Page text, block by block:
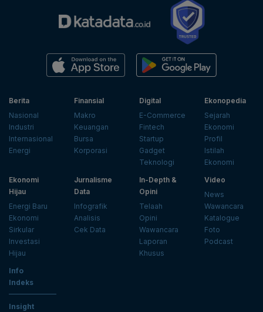
Berita
Nasional
Industri
Internasional
Energi
Finansial
Makro
Keuangan
Bursa
Korporasi
Digital
E-Commerce
Fintech
Startup
Gadget
Teknologi
Ekonopedia
Sejarah
Ekonomi
Profil
Istilah
Ekonomi
Ekonomi
Hijau
Energi Baru
Ekonomi
Sirkular
Investasi
Hijau
Jurnalisme
Data
Infografik
Analisis
Cek Data
In-Depth &
Opini
Telaah
Opini
Wawancara
Laporan
Khusus
Video
News
Wawancara
Katalogue
Foto
Podcast
Info
Indeks
Insight